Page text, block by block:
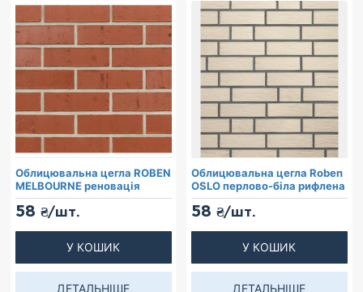
Облицювальна цегла ROBEN
MELBOURNE реновація
58 ₴/шт.
У КОШИК
ДЕТАЛЬНІШЕ
Облицювальна цегла Roben
OSLO перлово-біла рифлена
58 ₴/шт.
У КОШИК
ДЕТАЛЬНІШЕ